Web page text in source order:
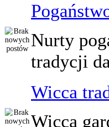
Nurty
tradycji
Wicca
Wicca